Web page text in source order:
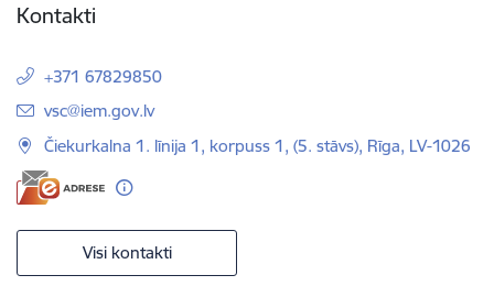
Kontakti
+371 67829850
E-pasts:
vsc@iem.gov.lv
Čiekurkalna 1. līnija 1, korpuss 1, (5. stāvs), Rīga, LV-1026
Visi kontakti